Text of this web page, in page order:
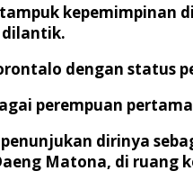
kepemimpinan
dilantik.
dengan status
perempuan
dirinya
Matona, di